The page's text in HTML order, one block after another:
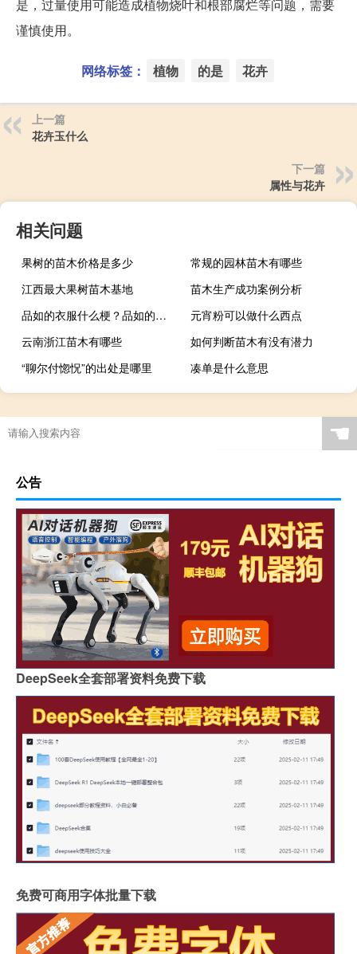
是，过量使用可能造成植物烧叶和根部腐烂等问题，需要
谨慎使用。
网络标签： 植物 的是 花卉
上一篇
花卉玉什么
下一篇
属性与花卉
相关问题
果树的苗木价格是多少
常规的园林苗木有哪些
江西最大果树苗木基地
苗木生产成功案例分析
品如的衣服什么梗？品如的衣服是什么意思什么梗
元宵粉可以做什么西点
云南浙江苗木有哪些
如何判断苗木有没有潜力
“聊尔付惚怳”的出处是哪里
凑单是什么意思
☚
公告
DeepSeek全套部署资料免费下载
免费可商用字体批量下载